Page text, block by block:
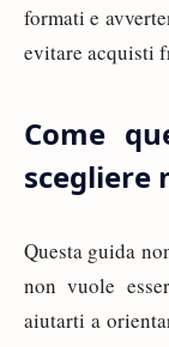
formati e
evitare acquisti
Come
scegliere
Questa guida
non vuole
aiutarti a